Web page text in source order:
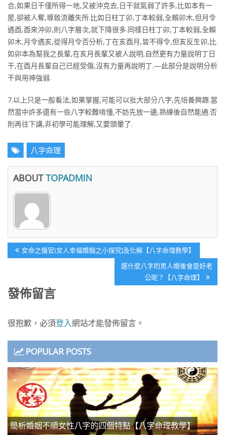
合,如果日干僅所得一地,又被沖克去,日干就氣弱了許多,比如本有一
屋,卻被人奪,導致流離失所.比如日柱丁卯,丁本較弱,全賴卯木,但月令
遇酉,酉來沖卯,則八字層次,就下降很多.同樣日柱丁卯,丁本較弱,全賴
卯木,月令遇亥,從得月令否分析,丁在亥酉月,皆不得令,但亥反生卯,比
如卯本為幫我之長輩,在亥月長輩又被人說明,自然更有力量說明丁日
干,在酉月長輩自己已經受傷,沒有力量再說明丁.—此部分是說明分析
干與用神強弱.
7.以上只是一般看法,如果掌握,可能可以批大部分八字,先培養興趣.當
然當中許多還有一些八字較難啃懂,不妨先放一邊,熟練後自然能通.否
則再往下講,非初學可能理解,又要頭暈了.
八字命理
ABOUT TOPADMIN
文
章
覽
Previous
Post:
女命之傷官(女人幸福婚姻之小探究)及化解【八字命理教學】
Next
選什麼八字的男人婚後會是好老
公呢？【八字命理】
發佈留言
很抱歉，必須登入網站才能發佈留言。
POPULAR POSTS
簡析婚姻不順女性八字的四個特點【八字命理教學】